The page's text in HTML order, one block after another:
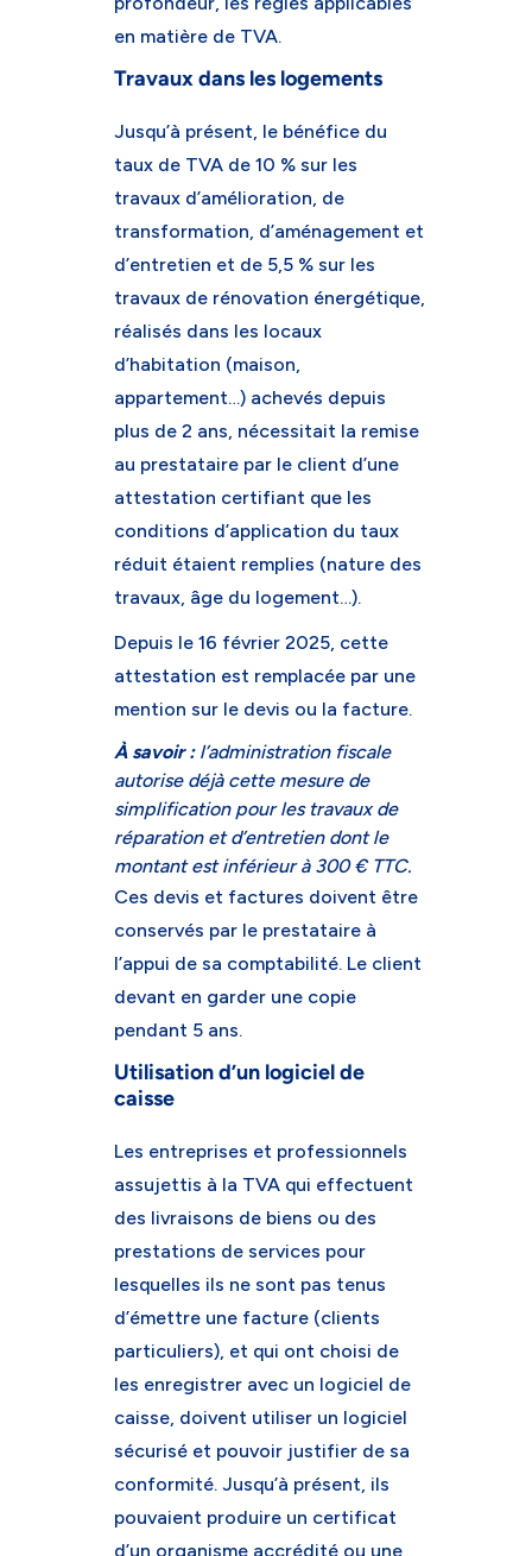
en matière de TVA.
Travaux dans les logements
Jusqu’à présent, le bénéfice du
taux de TVA de 10 % sur les
travaux d’amélioration, de
transformation, d’aménagement et
d’entretien et de 5,5 % sur les
travaux de rénovation énergétique,
réalisés dans les locaux
d’habitation (maison,
appartement…) achevés depuis
plus de 2 ans, nécessitait la remise
au prestataire par le client d’une
attestation certifiant que les
conditions d’application du taux
réduit étaient remplies (nature des
travaux, âge du logement…).
Depuis le 16 février 2025, cette
attestation est remplacée par une
mention sur le devis ou la facture.
À savoir :l’administration fiscale
autorise déjà cette mesure de
simplification pour les travaux de
réparation et d’entretien dont le
montant est inférieur à 300 € TTC.
Ces devis et factures doivent être
conservés par le prestataire à
l’appui de sa comptabilité. Le client
devant en garder une copie
pendant 5 ans.
Utilisation d’un logiciel de
caisse
Les entreprises et professionnels
assujettis à la TVA qui effectuent
des livraisons de biens ou des
prestations de services pour
lesquelles ils ne sont pas tenus
d’émettre une facture (clients
particuliers), et qui ont choisi de
les enregistrer avec un logiciel de
caisse, doivent utiliser un logiciel
sécurisé et pouvoir justifier de sa
conformité. Jusqu’à présent, ils
pouvaient produire un certificat
d’un organisme accrédité ou une